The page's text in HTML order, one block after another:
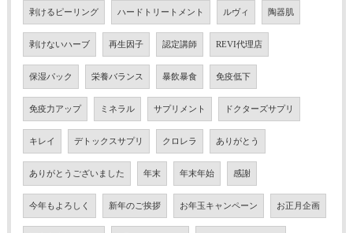
剥けるピーリング ハードトリートメント ルヴィ 陶器肌
剥けないハーブ 再生因子 認定講師 REVI代理店
保湿パック 栄養バランス 暴飲暴食 免疫低下
免疫力アップ ミネラル サプリメント ドクターズサプリ
キレイ デトックスサプリ クロレラ ありがとう
ありがとうございました 年末 年末年始 感謝
今年もよろしく 新年のご挨拶 お年玉キャンペーン お正月企画